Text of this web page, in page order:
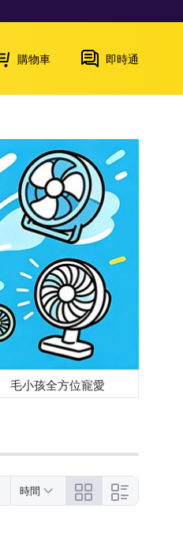
購物車 即時通
毛小孩全方位寵愛
時間